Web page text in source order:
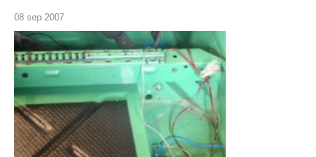
08 sep 2007